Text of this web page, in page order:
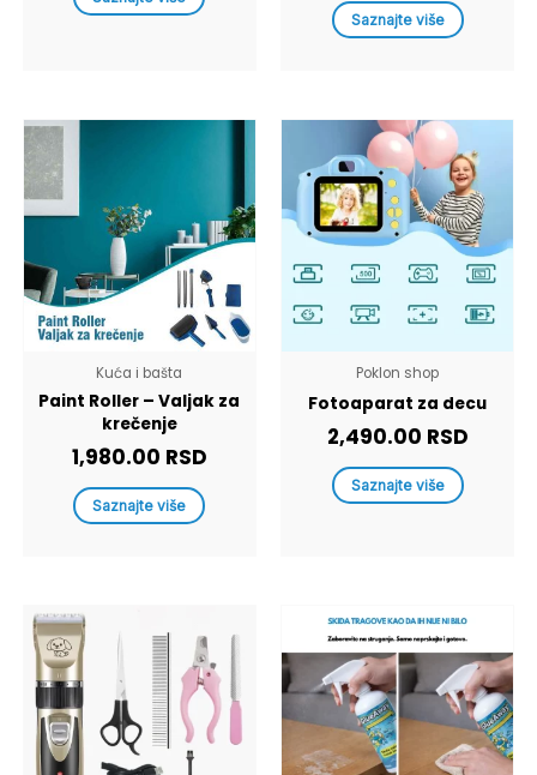
Saznajte više
Kuća i bašta
Paint Roller – Valjak za
krečenje
1,980.00 RSD
Saznajte više
Poklon shop
Fotoaparat za decu
2,490.00 RSD
Saznajte više